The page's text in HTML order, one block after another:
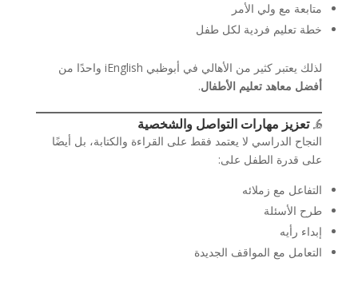
متابعة مع ولي الأمر
خطة تعليم فردية لكل طفل
لذلك يعتبر كثير من الأهالي في أبوظبي iEnglish واحدًا من
أفضل معاهد تعليم الأطفال.
6. تعزيز مهارات التواصل والشخصية
النجاح الدراسي لا يعتمد فقط على القراءة والكتابة، بل أيضًا
على قدرة الطفل على:
التفاعل مع زملائه
طرح الأسئلة
إبداء رأيه
التعامل مع المواقف الجديدة